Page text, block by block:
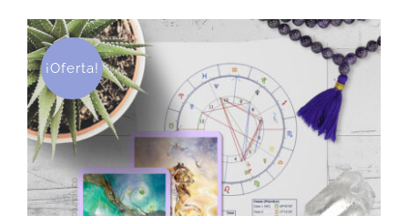
PRODUCTOS
ARTÍCULOS
ACERCA
¡Oferta!